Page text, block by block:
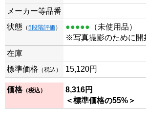
メーカー等品番
状態 （5段階評価 ） ●●●●● （未使用品）
※写真撮影のために開
在庫
標準価格 （税込） 15,120円
価格（税込）
8,316円
＜標準価格の55%＞